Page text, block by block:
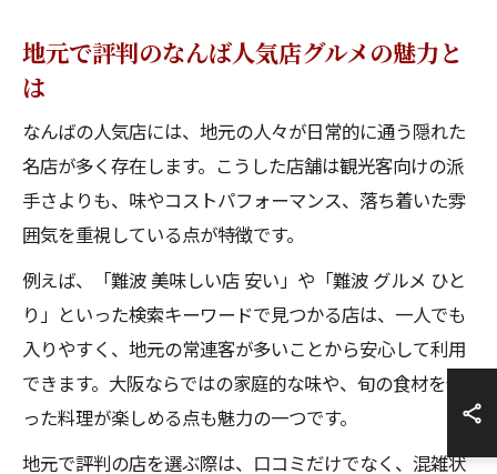
地元で評判のなんば人気店グルメの魅力と
は
なんばの人気店には、地元の人々が日常的に通う隠れた
名店が多く存在します。こうした店舗は観光客向けの派
手さよりも、味やコストパフォーマンス、落ち着いた雰
囲気を重視している点が特徴です。
例えば、「難波 美味しい店 安い」や「難波 グルメ ひと
り」といった検索キーワードで見つかる店は、一人でも
入りやすく、地元の常連客が多いことから安心して利用
できます。大阪ならではの家庭的な味や、旬の食材を使
った料理が楽しめる点も魅力の一つです。
地元で評判の店を選ぶ際は、口コミだけでなく、混雑状